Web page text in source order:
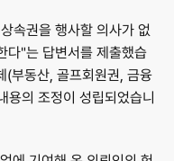
속권을 행사할 의사가 없
다"는 답변서를 제출했습
(부동산, 골프회원권, 금융
용의 조정이 성립되었습니